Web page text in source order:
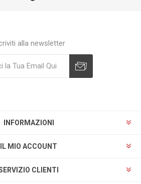
alla newsletter
INFORMAZIONI
IL MIO ACCOUNT
CLIENTI